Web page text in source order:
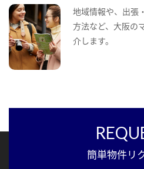
地域情報や、出張
方法など、大阪の
介します。
簡単物件リ